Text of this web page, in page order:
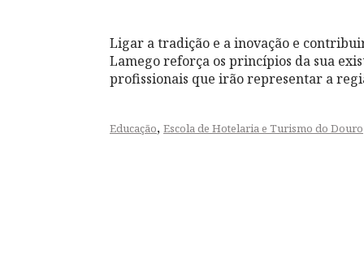
Ligar a tradição e a inovação e
Lamego reforça os princípios da sua
profissionais que irão representar a
Educação, Escola de Hotelaria e Turismo do Douro